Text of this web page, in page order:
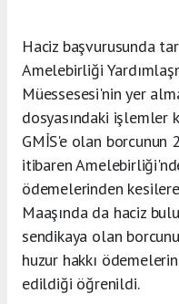
Haciz başvurusunda
Amelebirliği
Müessesesi'nin yer
dosyasındaki işlemler
GMİS'e olan borcunun
itibaren
ödemelerinden
Maaşında da haciz
sendikaya olan
huzur hakkı
edildiği öğrenildi.